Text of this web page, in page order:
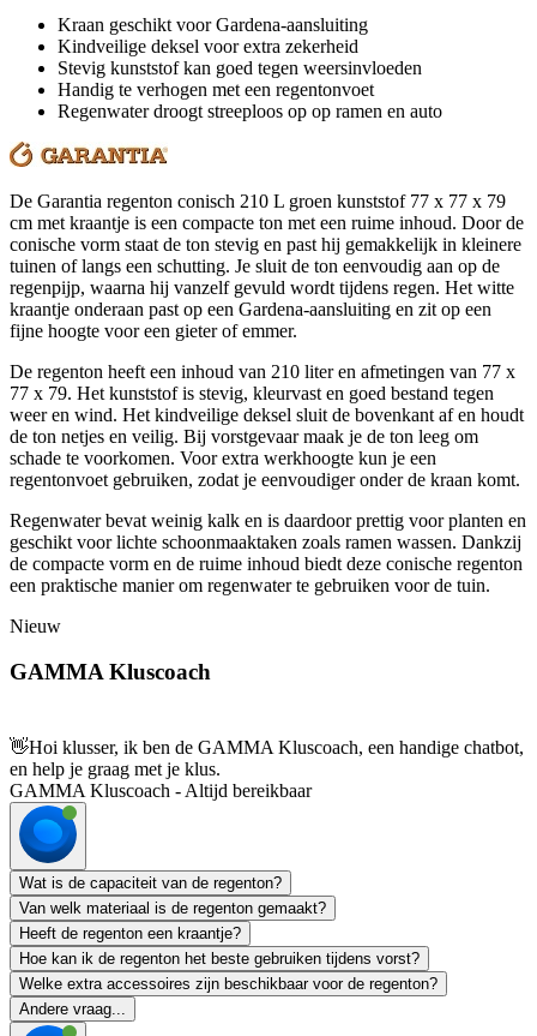
Kraan geschikt voor Gardena-aansluiting
Kindveilige deksel voor extra zekerheid
Stevig kunststof kan goed tegen weersinvloeden
Handig te verhogen met een regentonvoet
Regenwater droogt streeploos op op ramen en auto
De Garantia regenton conisch 210 L groen kunststof 77 x 77 x 79
cm met kraantje is een compacte ton met een ruime inhoud. Door de
conische vorm staat de ton stevig en past hij gemakkelijk in kleinere
tuinen of langs een schutting. Je sluit de ton eenvoudig aan op de
regenpijp, waarna hij vanzelf gevuld wordt tijdens regen. Het witte
kraantje onderaan past op een Gardena-aansluiting en zit op een
fijne hoogte voor een gieter of emmer.
De regenton heeft een inhoud van 210 liter en afmetingen van 77 x
77 x 79. Het kunststof is stevig, kleurvast en goed bestand tegen
weer en wind. Het kindveilige deksel sluit de bovenkant af en houdt
de ton netjes en veilig. Bij vorstgevaar maak je de ton leeg om
schade te voorkomen. Voor extra werkhoogte kun je een
regentonvoet gebruiken, zodat je eenvoudiger onder de kraan komt.
Regenwater bevat weinig kalk en is daardoor prettig voor planten en
geschikt voor lichte schoonmaaktaken zoals ramen wassen. Dankzij
de compacte vorm en de ruime inhoud biedt deze conische regenton
een praktische manier om regenwater te gebruiken voor de tuin.
Nieuw
GAMMA Kluscoach
👋Hoi klusser, ik ben de GAMMA Kluscoach, een handige chatbot,
en help je graag met je klus.
GAMMA Kluscoach - Altijd bereikbaar
Wat is de capaciteit van de regenton?
Van welk materiaal is de regenton gemaakt?
Heeft de regenton een kraantje?
Hoe kan ik de regenton het beste gebruiken tijdens vorst?
Welke extra accessoires zijn beschikbaar voor de regenton?
Andere vraag...